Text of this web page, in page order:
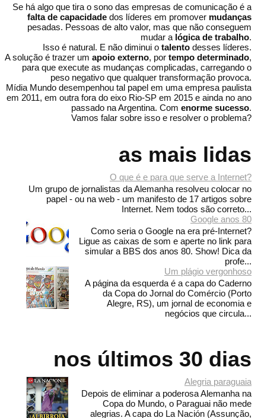
Se há algo que tira o sono das empresas de comunicação é a
falta de capacidade dos líderes em promover mudanças
pesadas. Pessoas de alto valor, mas que não conseguem
mudar a lógica de trabalho.
Isso é natural. E não diminui o talento desses líderes.
A solução é trazer um apoio externo, por tempo determinado,
para que execute as mudanças complicadas, carregando o
peso negativo que qualquer transformação provoca.
Mídia Mundo desempenhou tal papel em uma empresa paulista
em 2011, em outra fora do eixo Rio-SP em 2015 e ainda no ano
passado na Argentina. Com enorme sucesso.
Vamos falar sobre isso e resolver o problema?
as mais lidas
O que é e para que serve a Internet?
Um grupo de jornalistas da Alemanha resolveu colocar no
papel - ou na web - um manifesto de 17 artigos sobre
Internet. Nem todos são correto...
Google anos 80
Como seria o Google na era pré-Internet?
Ligue as caixas de som e aperte no link para
simular a BBS dos anos 80. Show! Dica da
profe...
Um plágio vergonhoso
A página da esquerda é a capa do Caderno
da Copa do Jornal do Comércio (Porto
Alegre, RS), um jornal de economia e
negócios que circula...
nos últimos 30 dias
Alegria paraguaia
Depois de eliminar a poderosa Alemanha na
Copa do Mundo, o Paraguai não mede
alegrias. A capa do La Nación (Assunção,